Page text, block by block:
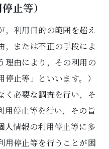
止等）
，利用目的の範囲を超え
，または不正の手段によ
理由により，その利用の
止等」といいます。）
く必要な調査を行い，そ
用停止等を行い，その旨
人情報の利用停止等に多
用停止等を行うことが困